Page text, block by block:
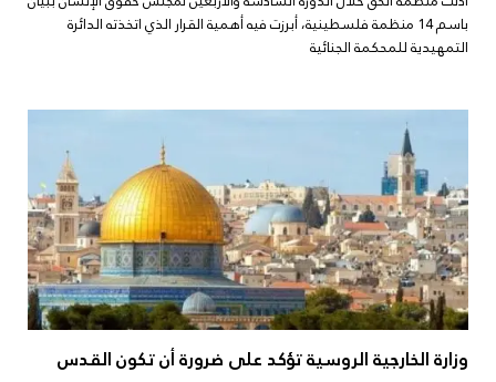
باسم 14 منظمة فلسطينية، أبرزت فيه أهمية القرار الذي اتخذته الدائرة
التمهيدية للمحكمة الجنائية
وزارة الخارجية الروسية تؤكد على ضرورة أن تكون القدس